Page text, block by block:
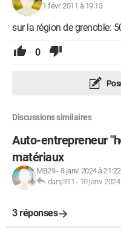
1 févr. 2011 à 19:13
sur la région de grenoble:
0
Discussions similaires
Auto-entrepreneur
matériaux
MB29-8 janv. 2024 à 21:22
dany311 - 10 janv.
3 réponses